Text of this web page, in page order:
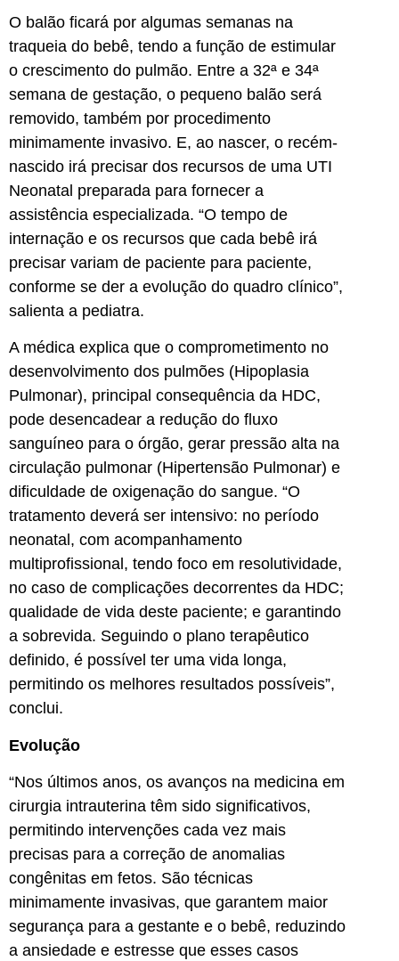
O balão ficará por algumas semanas na
traqueia do bebê, tendo a função de estimular
o crescimento do pulmão. Entre a 32ª e 34ª
semana de gestação, o pequeno balão será
removido, também por procedimento
minimamente invasivo. E, ao nascer, o recém-
nascido irá precisar dos recursos de uma UTI
Neonatal preparada para fornecer a
assistência especializada. “O tempo de
internação e os recursos que cada bebê irá
precisar variam de paciente para paciente,
conforme se der a evolução do quadro clínico”,
salienta a pediatra.
A médica explica que o comprometimento no
desenvolvimento dos pulmões (Hipoplasia
Pulmonar), principal consequência da HDC,
pode desencadear a redução do fluxo
sanguíneo para o órgão, gerar pressão alta na
circulação pulmonar (Hipertensão Pulmonar) e
dificuldade de oxigenação do sangue. “O
tratamento deverá ser intensivo: no período
neonatal, com acompanhamento
multiprofissional, tendo foco em resolutividade,
no caso de complicações decorrentes da HDC;
qualidade de vida deste paciente; e garantindo
a sobrevida. Seguindo o plano terapêutico
definido, é possível ter uma vida longa,
permitindo os melhores resultados possíveis”,
conclui.
Evolução
“Nos últimos anos, os avanços na medicina em
cirurgia intrauterina têm sido significativos,
permitindo intervenções cada vez mais
precisas para a correção de anomalias
congênitas em fetos. São técnicas
minimamente invasivas, que garantem maior
segurança para a gestante e o bebê, reduzindo
a ansiedade e estresse que esses casos